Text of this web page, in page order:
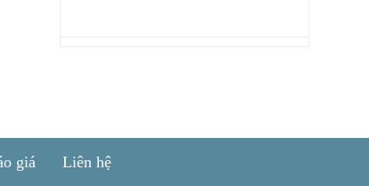
giá Liên hệ